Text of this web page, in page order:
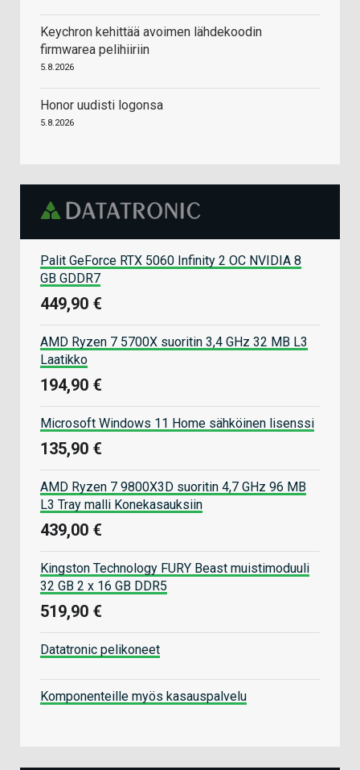
Keychron kehittää avoimen lähdekoodin
firmwarea pelihiiriin
5.8.2026
Honor uudisti logonsa
5.8.2026
Palit GeForce RTX 5060 Infinity 2 OC NVIDIA 8
GB GDDR7
449,90 €
AMD Ryzen 7 5700X suoritin 3,4 GHz 32 MB L3
Laatikko
194,90 €
Microsoft Windows 11 Home sähköinen lisenssi
135,90 €
AMD Ryzen 7 9800X3D suoritin 4,7 GHz 96 MB
L3 Tray malli Konekasauksiin
439,00 €
Kingston Technology FURY Beast muistimoduuli
32 GB 2 x 16 GB DDR5
519,90 €
Datatronic pelikoneet
Komponenteille myös kasauspalvelu